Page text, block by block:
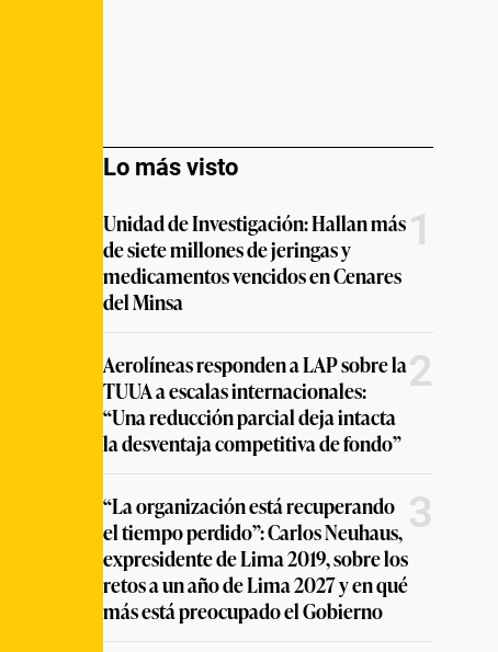
Lo más visto
Unidad de Investigación: Hallan más
de siete millones de jeringas y
medicamentos vencidos en Cenares
del Minsa
1
Aerolíneas responden a LAP sobre la
TUUA a escalas internacionales:
“Una reducción parcial deja intacta
la desventaja competitiva de fondo”
2
“La organización está recuperando
el tiempo perdido”: Carlos Neuhaus,
expresidente de Lima 2019, sobre los
retos a un año de Lima 2027 y en qué
más está preocupado el Gobierno
3